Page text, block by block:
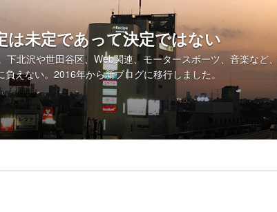
は未定であって決定ではない
北沢や世田谷区、Web関連、モータースポーツ、音楽など
負えない。2016年から新ブログに移行しました。